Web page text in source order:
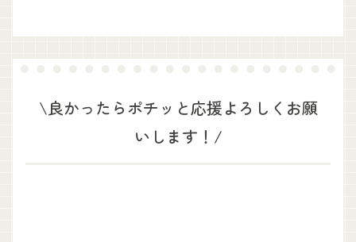
\良かったらポチッと応援よろしくお願
いします！/